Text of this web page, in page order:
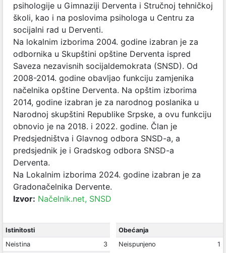
psihologije u Gimnaziji Derventa i Stručnoj tehničkoj
školi, kao i na poslovima psihologa u Centru za
socijalni rad u Derventi.
Na lokalnim izborima 2004. godine izabran je za
odbornika u Skupštini opštine Derventa ispred
Saveza nezavisnih socijaldemokrata (SNSD). Od
2008-2014. godine obavljao funkciju zamjenika
načelnika opštine Derventa. Na opštim izborima
2014, godine izabran je za narodnog poslanika u
Narodnoj skupštini Republike Srpske, a ovu funkciju
obnovio je na 2018. i 2022. godine. Član je
Predsjedništva i Glavnog odbora SNSD-a, a
predsjednik je i Gradskog odbora SNSD-a
Derventa.
Na Lokalnim izborima 2024. godine izabran je za
Gradonačelnika Dervente.
Izvor: Načelnik.net, SNSD
Istinitosti
Neistina
3
Obećanja
Neispunjeno
1